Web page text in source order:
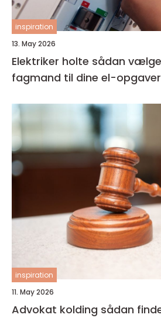
inspiration
13. May 2026
Elektriker holte sådan vælger du den rette
fagmand til dine el-opgaver
inspiration
11. May 2026
Advokat kolding sådan finder du den rette